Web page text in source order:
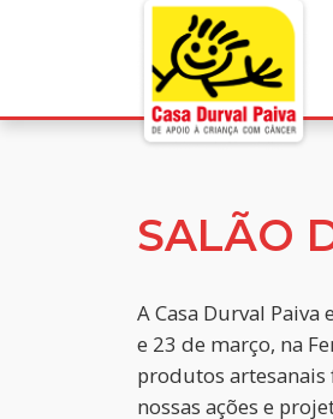
SALÃO
A Casa Durval
e 23 de março, na
produtos artesanais
nossas ações e